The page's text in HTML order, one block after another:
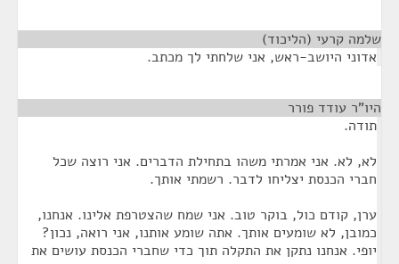
שלמה קרעי (הליכוד)
אדוני היושב-ראש, אני שלחתי לך מכתב.
היו"ר עודד פורר
תודה.
לא, לא. אני אמרתי משהו בתחילת הדברים. אני רוצה שכל
חברי הכנסת יצליחו לדבר. רשמתי אותך.
ערן, קודם כול, בוקר טוב. אני שמח שהצטרפת אלינו. אנחנו,
כמובן, לא שומעים אותך. אתה שומע אותנו, אני רואה, נכון?
יופי. אנחנו נתקן את התקלה תוך כדי שחברי הכנסת עושים את